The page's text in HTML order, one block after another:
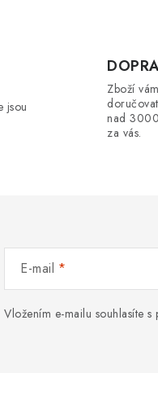
jsou
Zboží
nad
za vás.
E-mail
Vložením e-mailu souhlasíte s